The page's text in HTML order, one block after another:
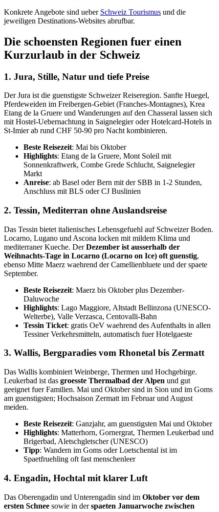
Konkrete Angebote sind ueber Schweiz Tourismus und die
jeweiligen Destinations-Websites abrufbar.
Die schoensten Regionen fuer einen
Kurzurlaub in der Schweiz
1. Jura, Stille, Natur und tiefe Preise
Der Jura ist die guenstigste Schweizer Reiseregion. Sanfte Huegel,
Pferdeweiden im Freibergen-Gebiet (Franches-Montagnes), Krea
Etang de la Gruere und Wanderungen auf den Chasseral lassen sich
mit Hostel-Uebernachtung in Saignelegier oder Hotelcard-Hotels in
St-Imier ab rund CHF 50-90 pro Nacht kombinieren.
Beste Reisezeit: Mai bis Oktober
Highlights: Etang de la Gruere, Mont Soleil mit
Sonnenkraftwerk, Combe Grede Schlucht, Saignelegier
Markt
Anreise: ab Basel oder Bern mit der SBB in 1-2 Stunden,
Anschluss mit BLS oder CJ Buslinien
2. Tessin, Mediterran ohne Auslandsreise
Das Tessin bietet italienisches Lebensgefuehl auf Schweizer Boden.
Locarno, Lugano und Ascona locken mit mildem Klima und
mediterraner Kueche. DerDezember ist ausserhalb der
Weihnachts-Tage in Locarno (Locarno on Ice) oft guenstig,
ebenso Mitte Maerz waehrend der Camellienbluete und der spaete
September.
Beste Reisezeit: Maerz bis Oktober plus Dezember-
Daluwoche
Highlights: Lago Maggiore, Altstadt Bellinzona (UNESCO-
Welterbe), Valle Verzasca, Centovalli-Bahn
Tessin Ticket: gratis OeV waehrend des Aufenthalts in allen
Tessiner Verkehrsmitteln, automatisch fuer Hotelgaeste
3. Wallis, Bergparadies vom Rhonetal bis Zermatt
Das Wallis kombiniert Weinberge, Thermen und Hochgebirge.
Leukerbad ist das groesste Thermalbad der Alpen und gut
geeignet fuer Familien. Mai und Oktober sind in Sion und im Goms
am guenstigsten; Hochsaison Zermatt im Februar und August
meiden.
Beste Reisezeit: Ganzjahr, am guenstigsten Mai und Oktober
Highlights: Matterhorn, Gornergrat, Thermen Leukerbad und
Brigerbad, Aletschgletscher (UNESCO)
Tipp: Wandern im Goms oder Loetschental ist im
Spaetfruehling oft fast menschenleer
4. Engadin, Hochtal mit klarer Luft
Das Oberengadin und Unterengadin sind im Oktober vor dem
ersten Schnee sowie in derspaeten Januarwoche zwischen